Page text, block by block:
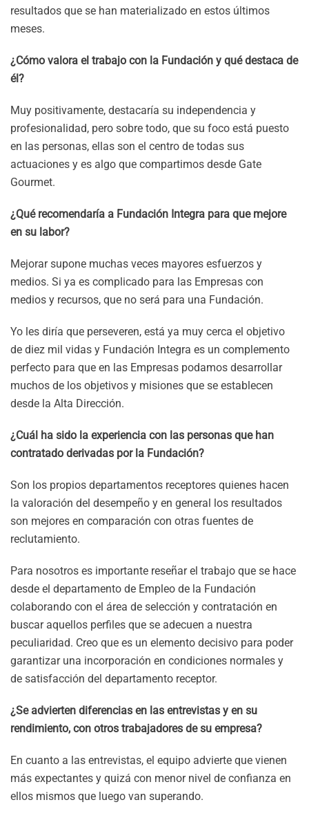
resultados que se han materializado en estos últimos
meses.
¿Cómo valora el trabajo con la Fundación y qué destaca de
él?
Muy positivamente, destacaría su independencia y
profesionalidad, pero sobre todo, que su foco está puesto
en las personas, ellas son el centro de todas sus
actuaciones y es algo que compartimos desde Gate
Gourmet.
¿Qué recomendaría a Fundación Integra para que mejore
en su labor?
Mejorar supone muchas veces mayores esfuerzos y
medios. Si ya es complicado para las Empresas con
medios y recursos, que no será para una Fundación.
Yo les diría que perseveren, está ya muy cerca el objetivo
de diez mil vidas y Fundación Integra es un complemento
perfecto para que en las Empresas podamos desarrollar
muchos de los objetivos y misiones que se establecen
desde la Alta Dirección.
¿Cuál ha sido la experiencia con las personas que han
contratado derivadas por la Fundación?
Son los propios departamentos receptores quienes hacen
la valoración del desempeño y en general los resultados
son mejores en comparación con otras fuentes de
reclutamiento.
Para nosotros es importante reseñar el trabajo que se hace
desde el departamento de Empleo de la Fundación
colaborando con el área de selección y contratación en
buscar aquellos perfiles que se adecuen a nuestra
peculiaridad. Creo que es un elemento decisivo para poder
garantizar una incorporación en condiciones normales y
de satisfacción del departamento receptor.
¿Se advierten diferencias en las entrevistas y en su
rendimiento, con otros trabajadores de su empresa?
En cuanto a las entrevistas, el equipo advierte que vienen
más expectantes y quizá con menor nivel de confianza en
ellos mismos que luego van superando.